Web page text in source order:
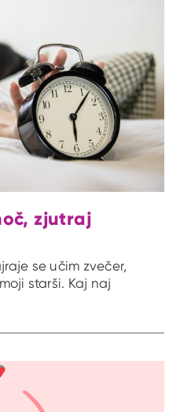
zjutraj
se učim zvečer,
starši. Kaj naj